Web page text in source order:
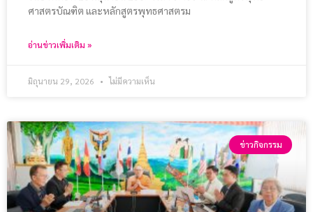
ศาสตรบัณฑิต และหลักสูตรพุทธศาสตรม
อ่านข่าวเพิ่มเติม »
มิถุนายน 29, 2026 ไม่มีความเห็น
ข่าวกิจกรรม